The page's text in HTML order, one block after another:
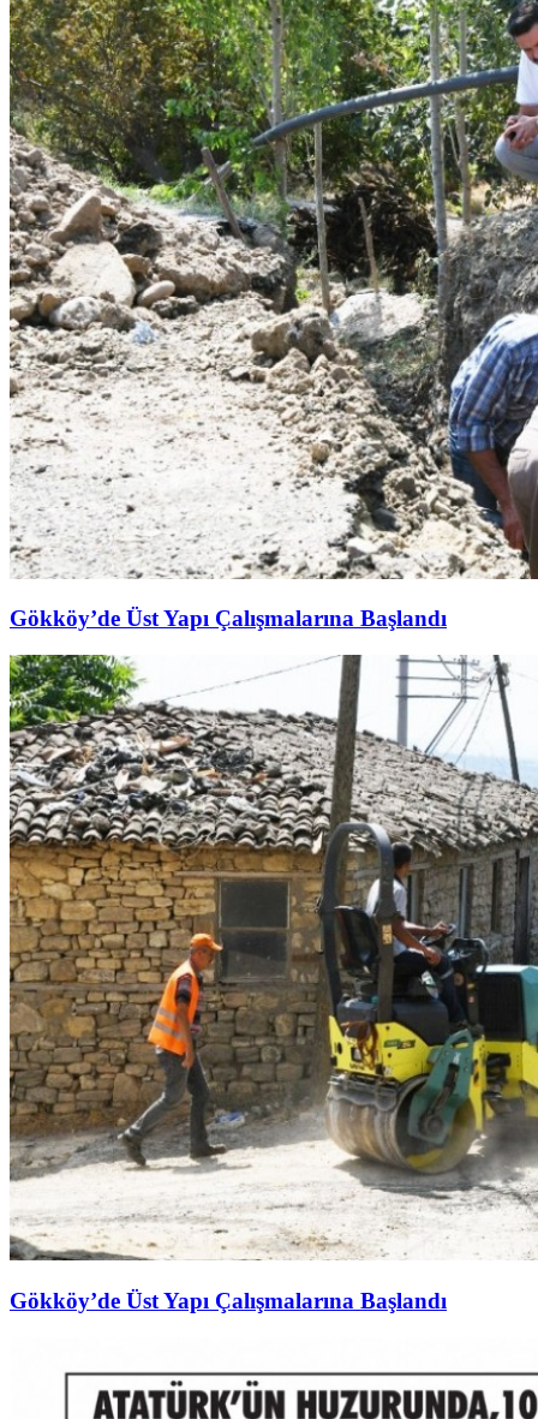
Gökköy’de Üst Yapı Çalışmalarına Başlandı
Gökköy’de Üst Yapı Çalışmalarına Başlandı